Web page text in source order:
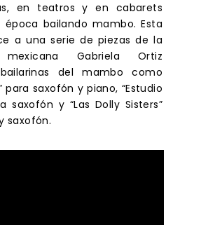
en teatros y en cabarets
bailando mambo. Esta
a una serie de piezas de la
mexicana Gabriela Ortiz
del mambo como
para saxofón y piano, “Estudio
saxofón y “Las Dolly Sisters”
saxofón.